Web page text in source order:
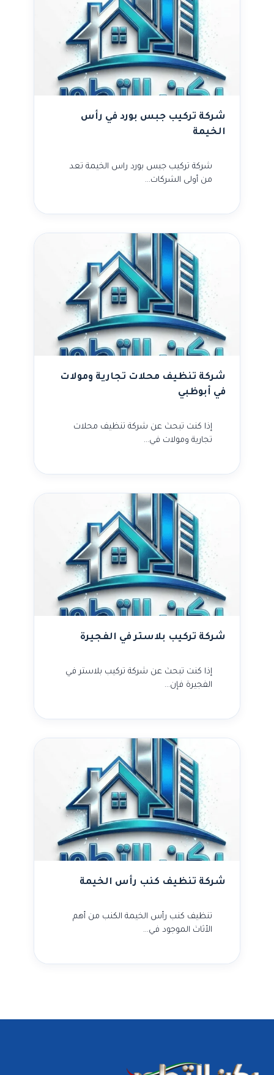
شركة تركيب جبس بورد في رأس
الخيمة
شركة تركيب جبس بورد راس الخيمة تعد
من أولى الشركات…
شركة تنظيف محلات تجارية ومولات
في أبوظبي
إذا كنت تبحث عن شركة تنظيف محلات
تجارية ومولات في…
شركة تركيب بلاستر في الفجيرة
إذا كنت تبحث عن شركة تركيب بلاستر في
الفجيرة فإن…
شركة تنظيف كنب رأس الخيمة
تنظيف كنب رأس الخيمة الكنب من أهم
الأثاث الموجود في…